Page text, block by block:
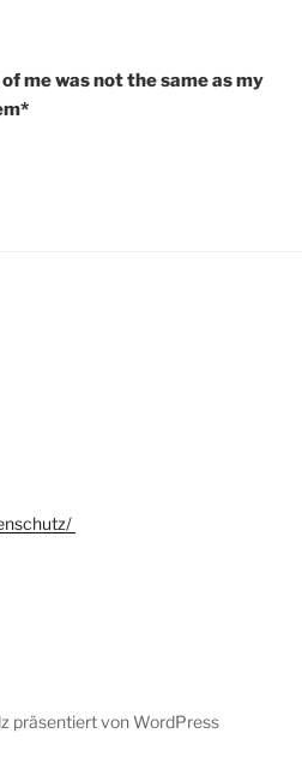
me was not the same as my
präsentiert von WordPress